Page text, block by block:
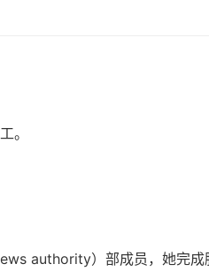
。
authority）部成员，她完成